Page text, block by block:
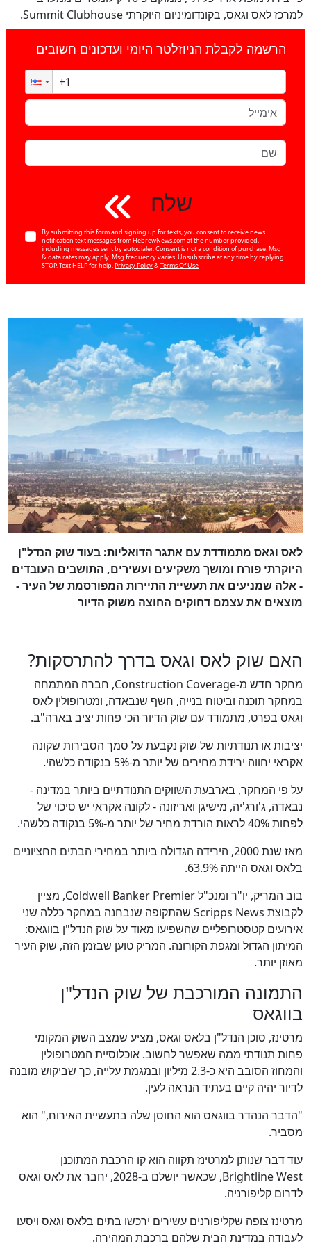
למרכז לאס וגאס, בקונדומיניום היוקרתי Summit Clubhouse.
הרשמה לקבלת הניוזלטר היומי ועדכונים חשובים
שלח
By submitting this form and signing up for texts, you consent to receive news
notification text messages from HebrewNews.com at the number provided,
including messages sent by autodialer. Consent is not a condition of purchase. Msg
& data rates may apply. Msg frequency varies. Unsubscribe at any time by replying
STOP. Text HELP for help.Privacy Policy&Terms Of Use
לאס וגאס מתמודדת עם אתגר הדואליות: בעוד שוק הנדל"ן
היוקרתי פורח ומושך משקיעים ועשירים, התושבים העובדים
- אלה שמניעים את תעשיית התיירות המפורסמת של העיר -
מוצאים את עצמם דחוקים החוצה משוק הדיור
האם שוק לאס וגאס בדרך להתרסקות?
מחקר חדש מ-Construction Coverage, חברה המתמחה
במחקר תוכנה וביטוח בנייה, חשף שנבאדה, ומטרופולין לאס
וגאס בפרט, מתמודד עם שוק הדיור הכי פחות יציב בארה"ב.
יציבות או תנודתיות של שוק נקבעת על סמך הסבירות שקונה
אקראי יחווה ירידת מחירים של יותר מ-5% בנקודה כלשהי.
על פי המחקר, בארבעת השווקים התנודתיים ביותר במדינה -
נבאדה, ג'ורג'יה, מישיגן ואריזונה - לקונה אקראי יש סיכוי של
לפחות 40% לראות הורדת מחיר של יותר מ-5% בנקודה כלשהי.
מאז שנת 2000, הירידה הגדולה ביותר במחירי הבתים החציוניים
בלאס וגאס הייתה 63.9%.
בוב המריק, יו"ר ומנכ"ל Coldwell Banker Premier, מציין
לקבוצת Scripps News שהתקופה שנבחנה במחקר כללה שני
אירועים קטסטרופליים שהשפיעו מאוד על שוק הנדל"ן בווגאס:
המיתון הגדול ומגפת הקורונה. המריק טוען שבזמן הזה, שוק העיר
מאוזן יותר.
התמונה המורכבת של שוק הנדל"ן
בווגאס
מרטינז, סוכן הנדל"ן בלאס וגאס, מציע שמצב השוק המקומי
פחות תנודתי ממה שאפשר לחשוב. אוכלוסיית המטרופולין
והמחוז הסובב היא כ-2.3 מיליון ובמגמת עלייה, כך שביקוש מובנה
לדיור יהיה קיים בעתיד הנראה לעין.
"הדבר הנהדר בווגאס הוא החוסן שלה בתעשיית האירוח," הוא
מסביר.
עוד דבר שנותן למרטינז תקווה הוא קו הרכבת המתוכנן
Brightline West, שכאשר יושלם ב-2028, יחבר את לאס וגאס
לדרום קליפורניה.
מרטינז צופה שקליפורנים עשירים ירכשו בתים בלאס וגאס ויסעו
לעבודה במדינת הבית שלהם ברכבת המהירה.
כן